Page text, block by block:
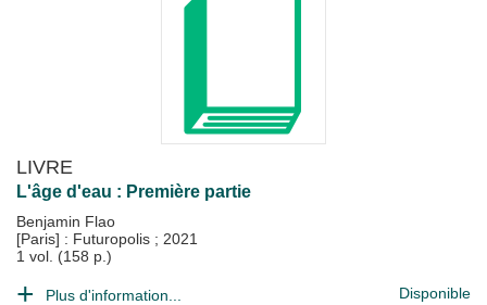
LIVRE
L'âge d'eau : Première partie
Benjamin Flao
[Paris] : Futuropolis ; 2021
1 vol. (158 p.)
Plus d'information... Disponible